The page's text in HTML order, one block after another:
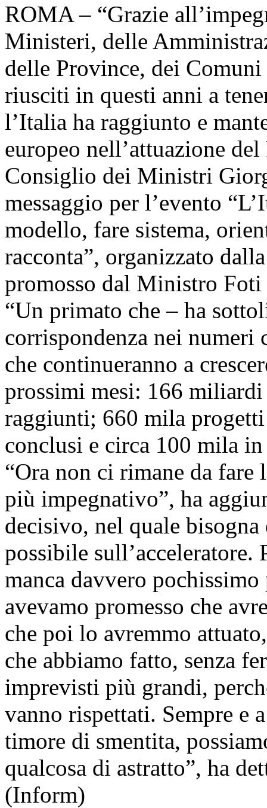
ROMA – “Grazie
Ministeri, delle
delle Province, dei
riusciti in questi anni a
l’Italia ha raggiunto e
europeo nell’attuazione
Consiglio dei Ministri
messaggio per l’evento
modello, fare sistema,
racconta”, organizzato
promosso dal Ministro Foti
“Un primato che – ha
corrispondenza nei numeri
che continueranno a
prossimi mesi: 166
raggiunti; 660 mila
conclusi e circa 100 mila
“Ora non ci rimane da
più impegnativo”, ha
decisivo, nel quale
possibile sull’acceleratore.
manca davvero
avevamo promesso che
che poi lo avremmo
che abbiamo fatto, senza
imprevisti più grandi,
vanno rispettati. Sempre e
timore di smentita,
qualcosa di astratto”, ha
(Inform)